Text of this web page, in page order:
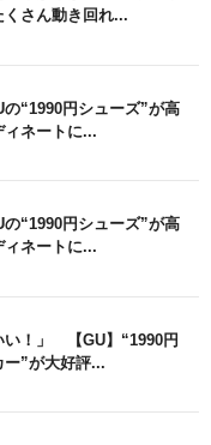
さん動き回れ...
“1990円シューズ”が高
ネートに...
“1990円シューズ”が高
ネートに...
い！」 【GU】“1990円
ー”が大好評...